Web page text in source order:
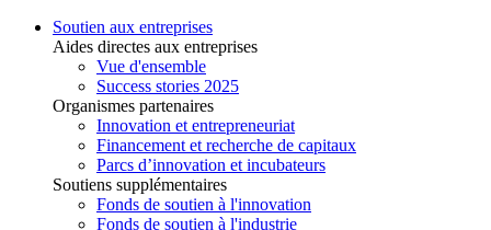
Soutien aux entreprises
Aides directes aux entreprises
Vue d'ensemble
Success stories 2025
Organismes partenaires
Innovation et entrepreneuriat
Financement et recherche de capitaux
Parcs d’innovation et incubateurs
Soutiens supplémentaires
Fonds de soutien à l'innovation
Fonds de soutien à l'industrie